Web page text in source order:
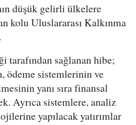
düşük gelirli ülkelere
kolu Uluslararası Kalkınma
tarafından sağlanan hibe;
ödeme sistemlerinin ve
yanı sıra finansal
Ayrıca sistemlere, analiz
yapılacak yatırımlar